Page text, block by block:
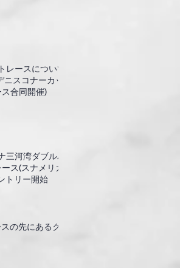
レースについて
スコナーカッ
合同開催)
三河湾ダブルハ
ス(スナメリカ
トリー開始
の先にあるク